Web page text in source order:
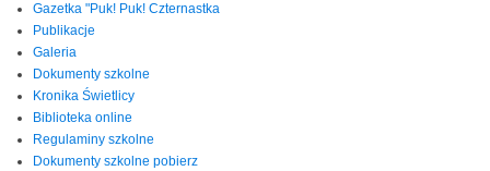
Gazetka "Puk! Puk! Czternastka
Publikacje
Galeria
Dokumenty szkolne
Kronika Świetlicy
Biblioteka online
Regulaminy szkolne
Dokumenty szkolne pobierz